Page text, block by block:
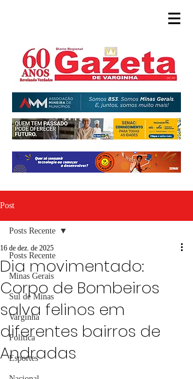
Post
Posts Recente
Minas Gerais
Sul de Minas
Varginha
Política
Esportes
Posts Recente
Dia movimentado:
Corpo de Bombeiros
salva felinos em
diferentes bairros de
Andradas
16 de dez. de 2025